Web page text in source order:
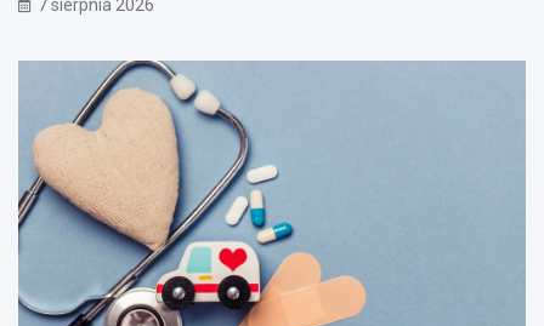
7 sierpnia 2026